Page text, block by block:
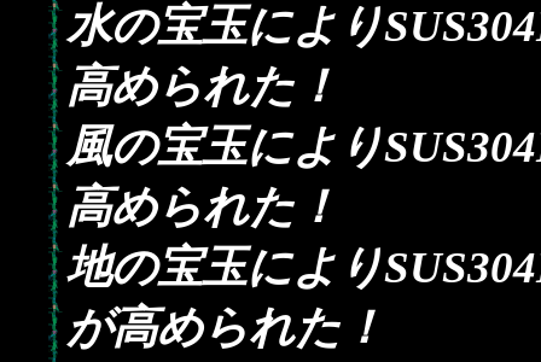
水の宝玉により
高められた！
風の宝玉により
高められた！
地の宝玉により
が高められた！